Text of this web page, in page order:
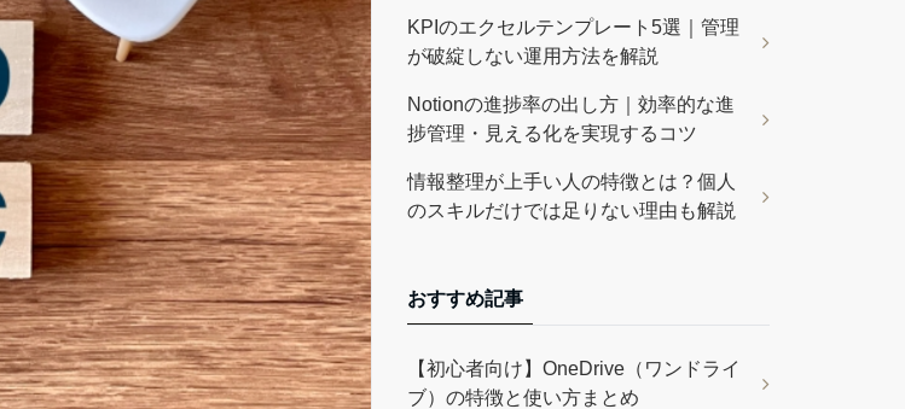
KPIのエクセルテンプレート5選｜管理
が破綻しない運用方法を解説
Notionの進捗率の出し方｜効率的な進
捗管理・見える化を実現するコツ
情報整理が上手い人の特徴とは？個人
のスキルだけでは足りない理由も解説
おすすめ記事
【初心者向け】OneDrive（ワンドライ
ブ）の特徴と使い方まとめ